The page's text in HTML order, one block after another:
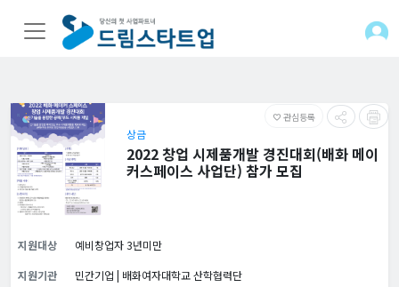
favorite_border 관심등록
상금
2022 창업 시제품개발 경진대회(배화 메이
커스페이스 사업단) 참가 모집
지원대상
예비창업자 3년미만
지원기관
민간기업 | 배화여자대학교 산학협력단